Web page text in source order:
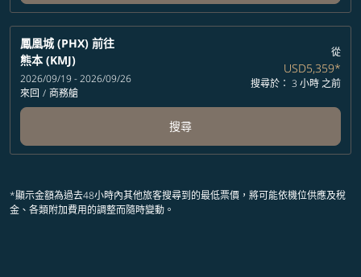
鳳凰城 (PHX) 前往
熊本 (KMJ)
2026/09/19 - 2026/09/26
來回 / 商務艙
從
USD5,359*
搜尋於： 3 小時 之前
搜尋
*顯示金額為過去48小時內其他旅客搜尋到的最低票價，將可能依機位供應及稅
金、各類附加費用的調整而隨時變動。